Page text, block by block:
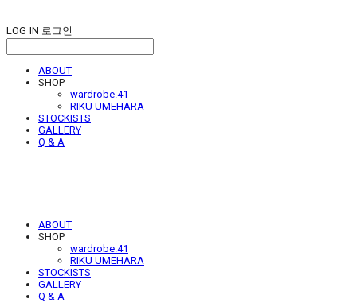
LOG IN 로그인
ABOUT
SHOP
wardrobe.41
RIKU UMEHARA
STOCKISTS
GALLERY
Q & A
ABOUT
SHOP
wardrobe.41
RIKU UMEHARA
STOCKISTS
GALLERY
Q & A